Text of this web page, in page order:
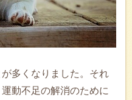
多くなりました。それ
動不足の解消のために